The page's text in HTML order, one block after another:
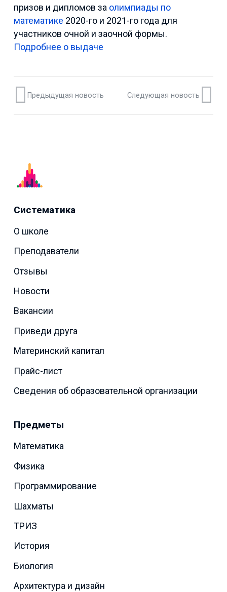
призов и дипломов за олимпиады по
математике 2020-го и 2021-го года для
участников очной и заочной формы.
Подробнее о выдаче
Предыдущая новость Следующая новость
Систематика
О школе
Преподаватели
Отзывы
Новости
Вакансии
Приведи друга
Материнский капитал
Прайс-лист
Сведения об образовательной организации
Предметы
Математика
Физика
Программирование
Шахматы
ТРИЗ
История
Биология
Архитектура и дизайн